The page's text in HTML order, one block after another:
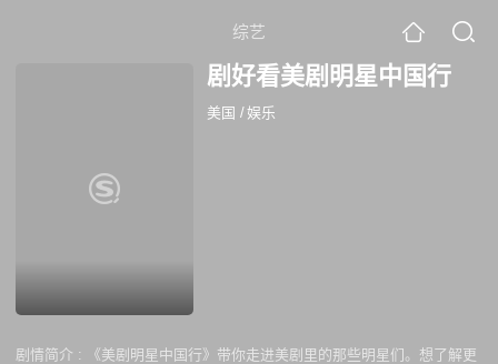
综艺
剧好看美剧明星中国行
美国 /娱乐
剧情简介 :
《美剧明星中国行》带你走进美剧里的那些明星们。想了解更